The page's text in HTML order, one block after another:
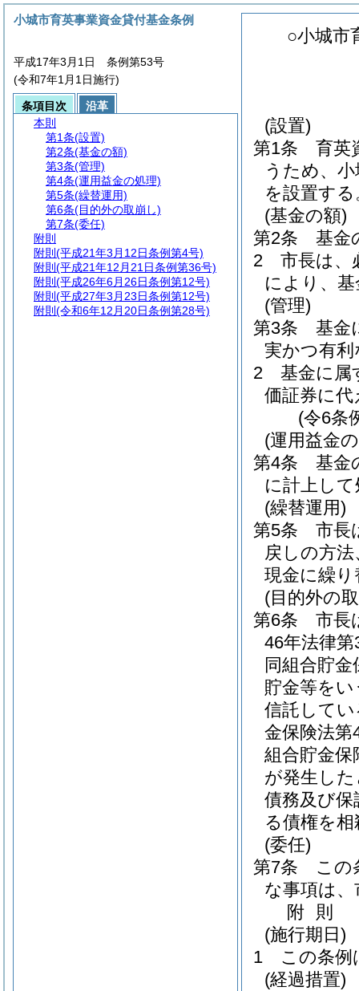
○小城市
(設置)
第1条
育英
うため、
を設置する
(基金の額)
第2条
基金
2
市長は、
により、
(管理)
第3条
基金
実かつ有
2
基金に属
価証券に
(令6条
(運用益金
第4条
基金
に計上し
(繰替運用)
第5条
市長
戻しの方
現金に繰
(目的外の
第6条
市長
46年法律第
同組合貯金
貯金等を
信託して
金保険法第
組合貯金保
が発生し
債務及び
る債権を
(委任)
第7条
この
な事項は
附 則
(施行期日)
1
この条例
(経過措置)
小城市育英事業資金貸付基金条例
平成17年3月1日 条例第53号
(令和7年1月1日施行)
条項目次
沿革
本則
第1条(設置)
第2条(基金の額)
第3条(管理)
第4条(運用益金の処理)
第5条(繰替運用)
第6条(目的外の取崩し)
第7条(委任)
附則
附則 (平成21年3月12日条例第4号)
附則 (平成21年12月21日条例第36号)
附則 (平成26年6月26日条例第12号)
附則 (平成27年3月23日条例第12号)
附則 (令和6年12月20日条例第28号)